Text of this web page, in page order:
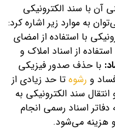
آن با سند الکترونیکی
به موارد زیر اشاره کرد:
با استفاده از امضای
از اسناد املاک و
با حذف صدور فیزیکی
و رشوه تا حد زیادی از
سند الکترونیکی به
اسناد رسمی انجام
هزینه می‌شود.